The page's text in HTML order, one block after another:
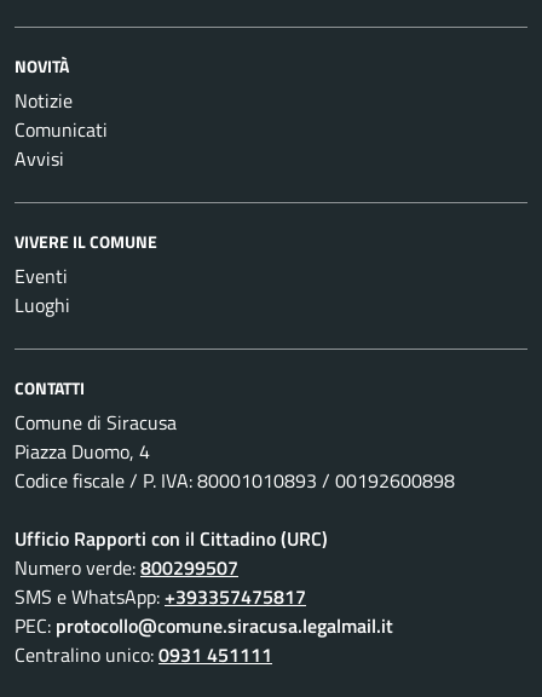
NOVITÀ
Notizie
Comunicati
Avvisi
VIVERE IL COMUNE
Eventi
Luoghi
CONTATTI
Comune di Siracusa
Piazza Duomo, 4
Codice fiscale / P. IVA: 80001010893 / 00192600898
Ufficio Rapporti con il Cittadino (URC)
Numero verde:800299507
SMS e WhatsApp:+393357475817
PEC: protocollo@comune.siracusa.legalmail.it
Centralino unico:0931 451111